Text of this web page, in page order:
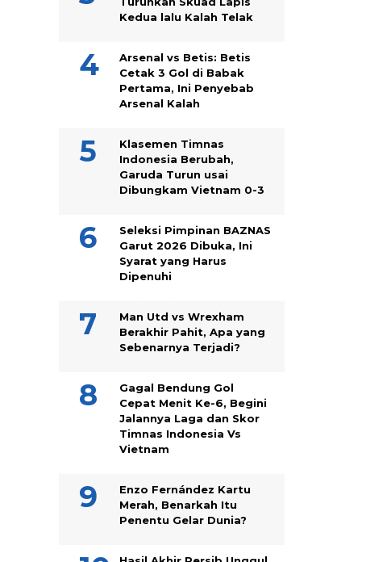
Kedua lalu Kalah Telak
Arsenal vs Betis: Betis
Cetak 3 Gol di Babak
Pertama, Ini Penyebab
Arsenal Kalah
Klasemen Timnas
Indonesia Berubah,
Garuda Turun usai
Dibungkam Vietnam 0-3
Seleksi Pimpinan BAZNAS
Garut 2026 Dibuka, Ini
Syarat yang Harus
Dipenuhi
Man Utd vs Wrexham
Berakhir Pahit, Apa yang
Sebenarnya Terjadi?
Gagal Bendung Gol
Cepat Menit Ke-6, Begini
Jalannya Laga dan Skor
Timnas Indonesia Vs
Vietnam
Enzo Fernández Kartu
Merah, Benarkah Itu
Penentu Gelar Dunia?